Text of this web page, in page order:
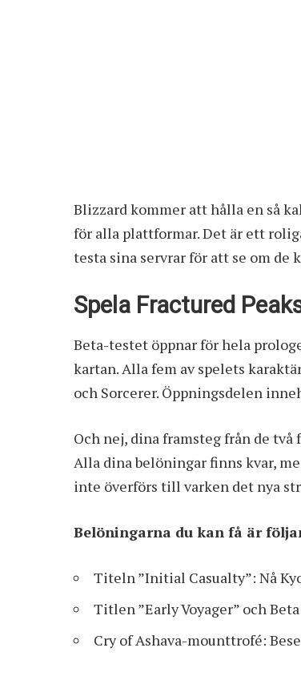
Blizzard kommer att hålla en så
för alla plattformar. Det är ett
testa sina servrar för att se om
Spela Fractured
Beta-testet öppnar för hela
kartan. Alla fem av spelets
och Sorcerer. Öppningsdelen
Och nej, dina framsteg från de
Alla dina belöningar finns kvar,
inte överförs till varken det nya
Belöningarna du kan få är
Titeln ”Initial Casualty”: Nå
Titlen ”Early Voyager” och
Cry of Ashava-mounttrofé: